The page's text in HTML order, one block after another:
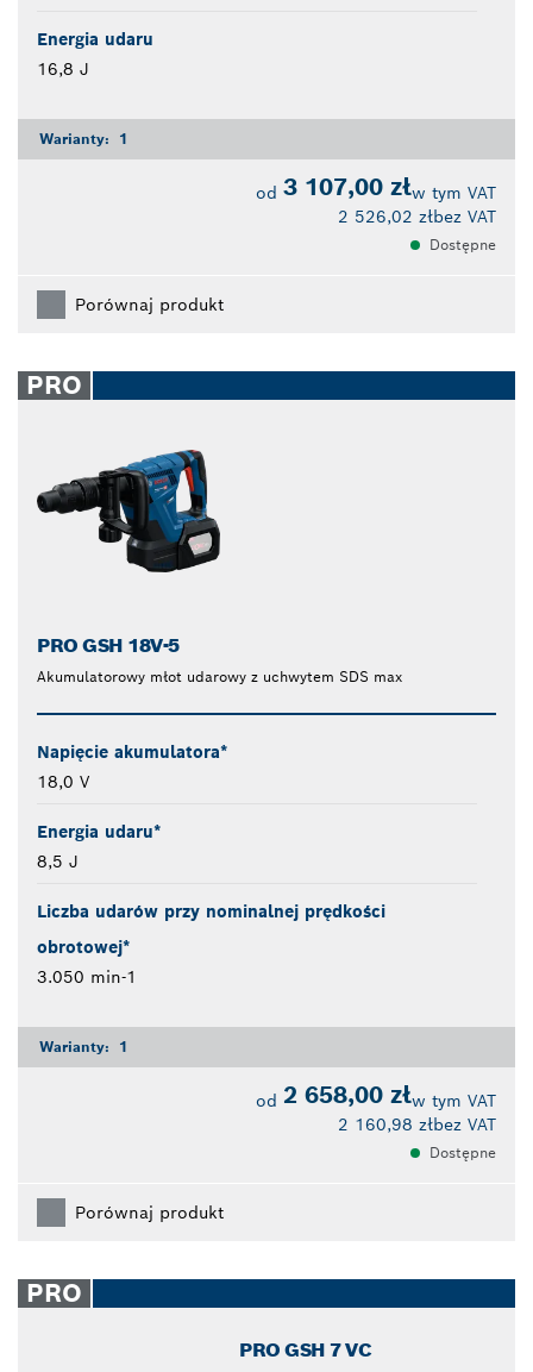
Energia udaru
16,8 J
Warianty: 1
od 3 107,00 złw tym VAT
2 526,02 złbez VAT
Dostępne
Porównaj produkt
PRO
PRO GSH 18V-5
Akumulatorowy młot udarowy z uchwytem SDS max
Napięcie akumulatora*
18,0 V
Energia udaru*
8,5 J
Liczba udarów przy nominalnej prędkości
obrotowej*
3.050 min-1
Warianty: 1
od 2 658,00 złw tym VAT
2 160,98 złbez VAT
Dostępne
Porównaj produkt
PRO
PRO GSH 7 VC